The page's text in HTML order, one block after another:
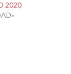
2020